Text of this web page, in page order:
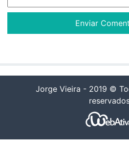
Jorge Vieira - 2019 ©